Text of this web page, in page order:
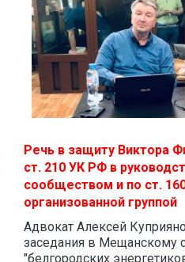
Речь в защиту Виктора
ст. 210 УК РФ в
сообществом и по ст.
организованной группой
Адвокат Алексей
заседания в Мещанскому
"белгородских